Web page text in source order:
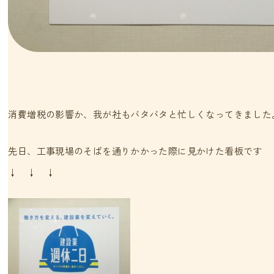
消費増税の影響か、我が社もバタバタと忙しくなってきました
先日、工事現場のそばを通りかかった際に見かけた看板です
↓ ↓ ↓